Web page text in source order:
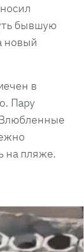
бывшую
новый
в
Пару
на пляже.